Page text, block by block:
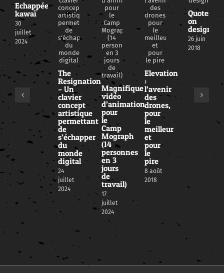
Echappée
kawaï
30
juillet
2024
The
Resignation
– Un
clavier
concept
artistique
permettant
de
s’échapper
du
monde
digital
24
juillet
2024
Magnifique
vidéo
d’animation
pour
le
Camp
Mograph
(14
personnes
en 3
jours
de
travail)
17
juillet
2024
Elevation
:
l’avenir
des
drones,
pour
le
meilleur
et
pour
le
pire
8 août
2018
Quotes
on
design
26 juin
2018